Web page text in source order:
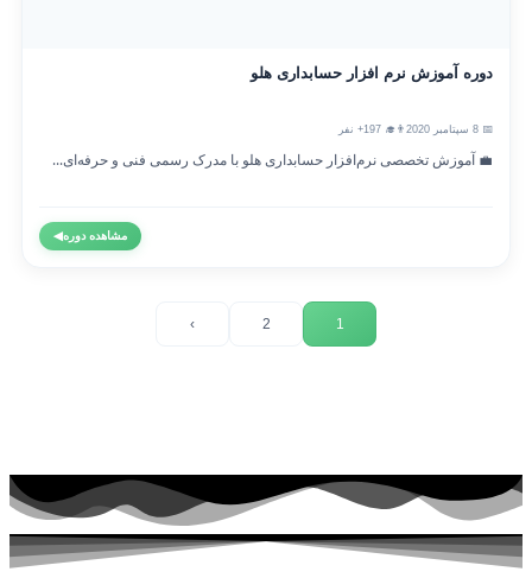
دوره آموزش نرم افزار حسابداری هلو
👨‍🎓 197+ نفر
💼 آموزش تخصصی نرم‌افزار حسابداری هلو با مدرک رسمی فنی و حرفه‌ای...
مشاهده دوره◀